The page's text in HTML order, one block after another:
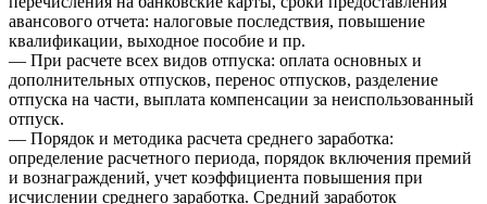
авансового отчета: налоговые последствия, повышение
квалификации, выходное пособие и пр.
— При расчете всех видов отпуска: оплата основных и
дополнительных отпусков, перенос отпусков, разделение
отпуска на части, выплата компенсации за неиспользованный
отпуск.
— Порядок и методика расчета среднего заработка:
определение расчетного периода, порядок включения премий
и вознаграждений, учет коэффициента повышения при
исчислении среднего заработка. Средний заработок